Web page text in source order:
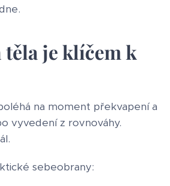
je klíčem k
na moment překvapení a
vyvedení z rovnováhy.
sebeobrany: